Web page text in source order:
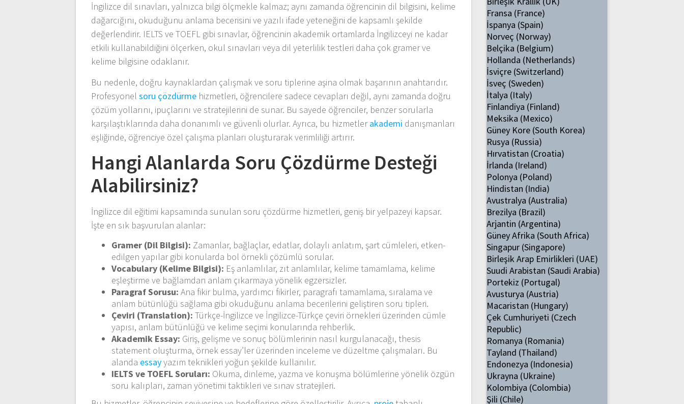
İngilizce dil sınavları, yalnızca bilgi ölçmekle kalmaz; aynı zamanda öğrencinin dil bilgisini, kelime
dağarcığını, okuduğunu anlama becerisini ve yazılı ifade yeteneğini de kapsamlı şekilde
değerlendirir. IELTS ve TOEFL gibi sınavlar, öğrencinin akademik ortamlarda İngilizceyi ne kadar
etkili kullanabildiğini ölçerken, okul sınavları veya dil yeterlilik testleri daha çok gramer ve
kelime bilgisine odaklanır.
Bu nedenle, doğru kaynaklardan çalışmak ve soru tiplerine aşina olmak başarının anahtarıdır.
Profesyonelsoru çözdürme hizmetleri, öğrencilere sadece cevapları değil, aynı zamanda doğru
çözüm yollarını, ipuçlarını ve stratejilerini de sunar. Bu sayede öğrenciler, benzer sorularla
karşılaştıklarında daha donanımlı ve güvenli olurlar. Ayrıca, bu hizmetlerakademi danışmanları
eşliğinde, öğrenciye özel çalışma planları oluşturarak verimliliği artırır.
Hangi Alanlarda Soru Çözdürme Desteği
Alabilirsiniz?
İngilizce dil eğitimi kapsamında sunulan soru çözdürme hizmetleri, geniş bir yelpazeyi kapsar.
İşte en sık başvurulan alanlar:
Gramer (Dil Bilgisi): Zamanlar, bağlaçlar, edatlar, dolaylı anlatım, şart cümleleri, etken-
edilgen yapılar gibi konularda bol örnekli çözümlü sorular.
Vocabulary (Kelime Bilgisi): Eş anlamlılar, zıt anlamlılar, kelime tamamlama, kelime
eşleştirme ve bağlamdan anlam çıkarmaya yönelik egzersizler.
Paragraf Sorusu: Ana fikir bulma, yardımcı fikirler, paragrafı tamamlama, sıralama ve
anlam bütünlüğü sağlama gibi okuduğunu anlama becerilerini geliştiren soru tipleri.
Çeviri (Translation): Türkçe-İngilizce ve İngilizce-Türkçe çeviri örnekleri üzerinden cümle
yapısı, anlam bütünlüğü ve kelime seçimi konularında rehberlik.
Akademik Essay: Giriş, gelişme ve sonuç bölümlerinin nasıl kurgulanacağı, thesis
statement oluşturma, örnek essay’ler üzerinden inceleme ve düzeltme çalışmaları. Bu
alanda essayyazım teknikleri yoğun şekilde kullanılır.
IELTS ve TOEFL Soruları: Okuma, dinleme, yazma ve konuşma bölümlerine yönelik özgün
soru kalıpları, zaman yönetimi taktikleri ve sınav stratejileri.
Fransa (France)
İspanya (Spain)
Norveç (Norway)
Belçika (Belgium)
Hollanda (Netherlands)
İsviçre (Switzerland)
İsveç (Sweden)
İtalya (Italy)
Finlandiya (Finland)
Meksika (Mexico)
Güney Kore (South Korea)
Rusya (Russia)
Hırvatistan (Croatia)
İrlanda (Ireland)
Polonya (Poland)
Hindistan (India)
Avustralya (Australia)
Brezilya (Brazil)
Arjantin (Argentina)
Güney Afrika (South Africa)
Singapur (Singapore)
Birleşik Arap Emirlikleri (UAE)
Suudi Arabistan (Saudi Arabia)
Portekiz (Portugal)
Avusturya (Austria)
Macaristan (Hungary)
Çek Cumhuriyeti (Czech
Republic)
Romanya (Romania)
Tayland (Thailand)
Endonezya (Indonesia)
Ukrayna (Ukraine)
Kolombiya (Colombia)
Şili (Chile)